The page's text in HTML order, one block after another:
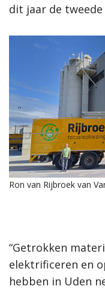
dit jaar de
Ron van Rijbroek van
“Getrokken
elektrificeren en
hebben in Uden